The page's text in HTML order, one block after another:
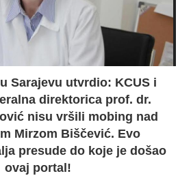
Sarajevu utvrdio: KCUS i
direktorica prof. dr.
nisu vršili mobing nad
Mirzom Biščević. Evo
presude do koje je došao
ovaj portal!